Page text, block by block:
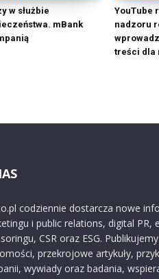
w służbie
mBank
YouTube
nadzoru
treści dla
codziennie dostarcza nowe
i public relations, digital PR,
CSR oraz ESG.
przekrojowe artykuły,
wywiady oraz badania,